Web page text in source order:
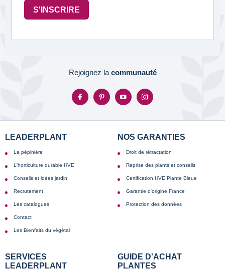
S'INSCRIRE
Rejoignez la communauté
LEADERPLANT
La pépinière
L'horticulture durable HVE
Conseils et idées jardin
Recrutement
Les catalogues
Contact
Les Bienfaits du végétal
NOS GARANTIES
Droit de rétractation
Reprise des plants et conseils
Certification HVE Plante Bleue
Garantie d'origine France
Protection des données
SERVICES
LEADERPLANT
GUIDE D'ACHAT
PLANTES